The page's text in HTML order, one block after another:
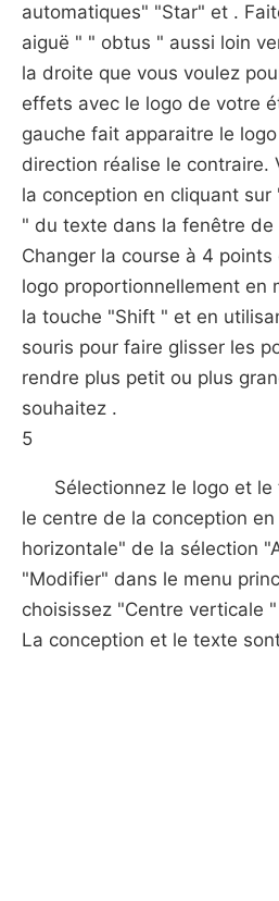
automatiques" "Star" et .
aiguë " " obtus " aussi loin
la droite que vous voulez
effets avec le logo de votre
gauche fait apparaitre le
direction réalise le contraire.
la conception en cliquant sur
" du texte dans la fenêtre
Changer la course à 4
logo proportionnellement en
la touche "Shift " et en
souris pour faire glisser les
rendre plus petit ou plus
souhaitez .
5
Sélectionnez le logo et
le centre de la conception
horizontale" de la sélection
"Modifier" dans le menu
choisissez "Centre verticale
La conception et le texte